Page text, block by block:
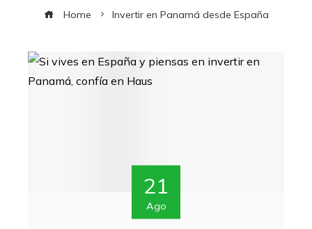
Home Invertir en Panamá desde España
21
Ago